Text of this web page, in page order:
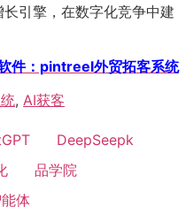
引擎，在数字化竞争中建
件：pintreel外贸拓客系统
, AI获客
DeepSeepk
品学院
体